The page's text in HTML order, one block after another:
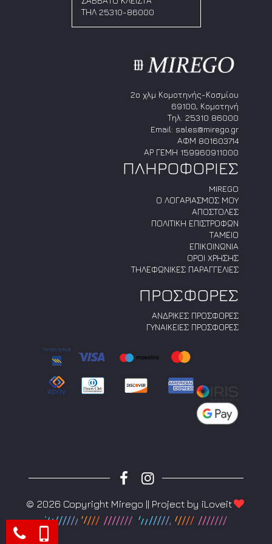
επιλεγούν
στη
σελίδα
ΤΗΛ 25310-86000
2ο χλμ Κομοτηνής-Κοσμίου
69100, Κομοτηνή
Τηλ: 25310 86000
Email: sales@mirego.gr
ΑΦΜ 801603714
ΑΡ ΓΕΜΗ 159960911000
ΠΛΗΡΟΦΟΡΙΕΣ
MIREGO
Ο ΛΟΓΑΡΙΑΣΜΟΣ ΜΟΥ
ΑΠΟΣΤΟΛΕΣ
ΠΟΛΙΤΙΚΗ ΕΠΙΣΤΡΟΦΩΝ
ΤΑΜΕΙΟ
ΕΠΙΚΟΙΝΩΝΙΑ
ΟΡΟΙ ΧΡΗΣΗΣ
ΤΗΛΕΦΩΝΙΚΕΣ ΠΑΡΑΓΓΕΛΙΕΣ
ΠΡΟΣΦΟΡΕΣ
ΑΝΔΡΙΚΕΣ ΠΡΟΣΦΟΡΕΣ
ΓΥΝΑΙΚΕΙΕΣ ΠΡΟΣΦΟΡΕΣ
© 2026 Copyright Mirego || Project by iLoveit